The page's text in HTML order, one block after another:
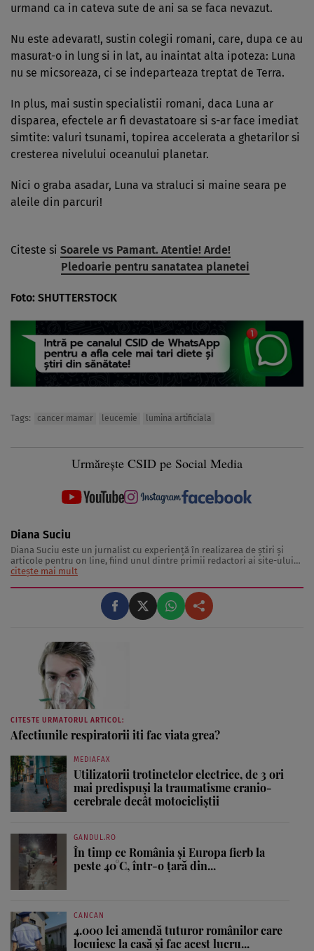
urmand ca in cateva sute de ani sa se faca nevazut.
Nu este adevarat!, sustin colegii romani, care, dupa ce au
masurat-o in lung si in lat, au inaintat alta ipoteza: Luna
nu se micsoreaza, ci se indeparteaza treptat de Terra.
In plus, mai sustin specialistii romani, daca Luna ar
disparea, efectele ar fi devastatoare si s-ar face imediat
simtite: valuri tsunami, topirea accelerata a ghetarilor si
cresterea nivelului oceanului planetar.
Nici o graba asadar, Luna va straluci si maine seara pe
aleile din parcuri!
Citeste si Soarele vs Pamant. Atentie! Arde!
Pledoarie pentru sanatatea planetei
Foto: SHUTTERSTOCK
Tags: cancer mamar leucemie lumina artificiala
Urmărește CSID pe Social Media
Diana Suciu
Diana Suciu este un jurnalist cu experienţă în realizarea de ştiri şi
articole pentru on line, fiind unul dintre primii redactori ai site-ului
“Ce se întâmplă, doctore?”. De-a lungul timpului, Diana Suciu a scris
citește mai mult
CITESTE URMATORUL ARTICOL:
Afectiunile respiratorii iti fac viata grea?
MEDIAFAX
Utilizatorii trotinetelor electrice, de 3 ori
mai predispuși la traumatisme cranio-
cerebrale decât motocicliștii
GANDUL.RO
În timp ce România și Europa fierb la
peste 40°C, într-o țară din...
CANCAN
4.000 lei amendă tuturor românilor care
locuiesc la casă și fac acest lucru...